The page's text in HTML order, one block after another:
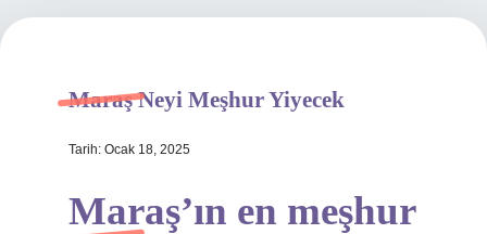
Hakkımızda
Maraş Neyi Meşhur Yiyecek
Tarih: Ocak 18, 2025
Maraş’ın en meşhur